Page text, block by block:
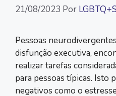
21/08/2023 Por
Pessoas
disfunção executiva,
realizar tarefas
para pessoas típicas. Isto
negativos como o